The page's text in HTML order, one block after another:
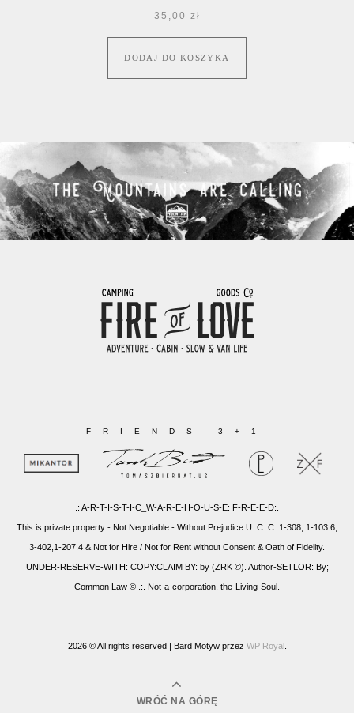
35,00 zł
DODAJ DO KOSZYKA
FRIENDS 3+1
.: A-R-T-I-S-T-I-C_W-A-R-E-H-O-U-S-E: F-R-E-E-D:.
This is private property - Not Negotiable - Without Prejudice U. C. C. 1-308; 1-103.6;
3-402,1-207.4 & Not for Hire / Not for Rent without Consent & Oath of Fidelity.
UNDER-RESERVE-WITH: COPY:CLAIM BY: by (ZRK ©). Author-SETLOR: By;
Common Law © .:. Not-a-corporation, the-Living-Soul.
2026 © All rights reserved | Bard Motyw przez WP Royal
WRÓĆ NA GÓRĘ